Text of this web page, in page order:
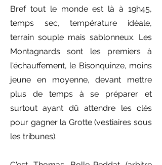
Bref tout le monde est là à 19h45,
temps sec, température idéale,
terrain souple mais sablonneux. Les
Montagnards sont les premiers à
l'échauffement, le Bisonquinze, moins
jeune en moyenne, devant mettre
plus de temps à se préparer et
surtout ayant dû attendre les clés
pour gagner la Grotte (vestiaires sous
les tribunes).